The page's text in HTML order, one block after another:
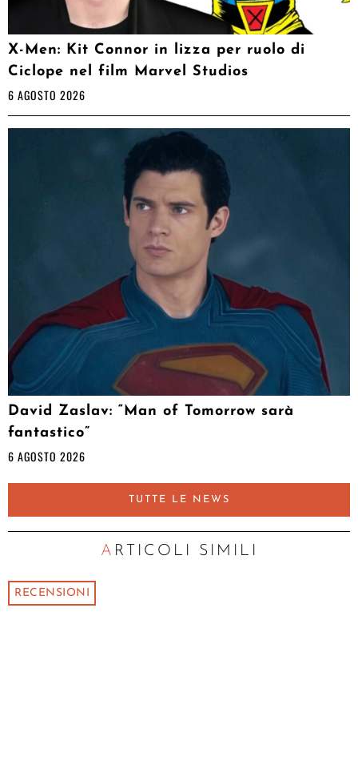
X-Men: Kit Connor in lizza per ruolo di
Ciclope nel film Marvel Studios
6 AGOSTO 2026
David Zaslav: “Man of Tomorrow sarà
fantastico”
6 AGOSTO 2026
TUTTE LE NEWS
ARTICOLI SIMILI
RECENSIONI